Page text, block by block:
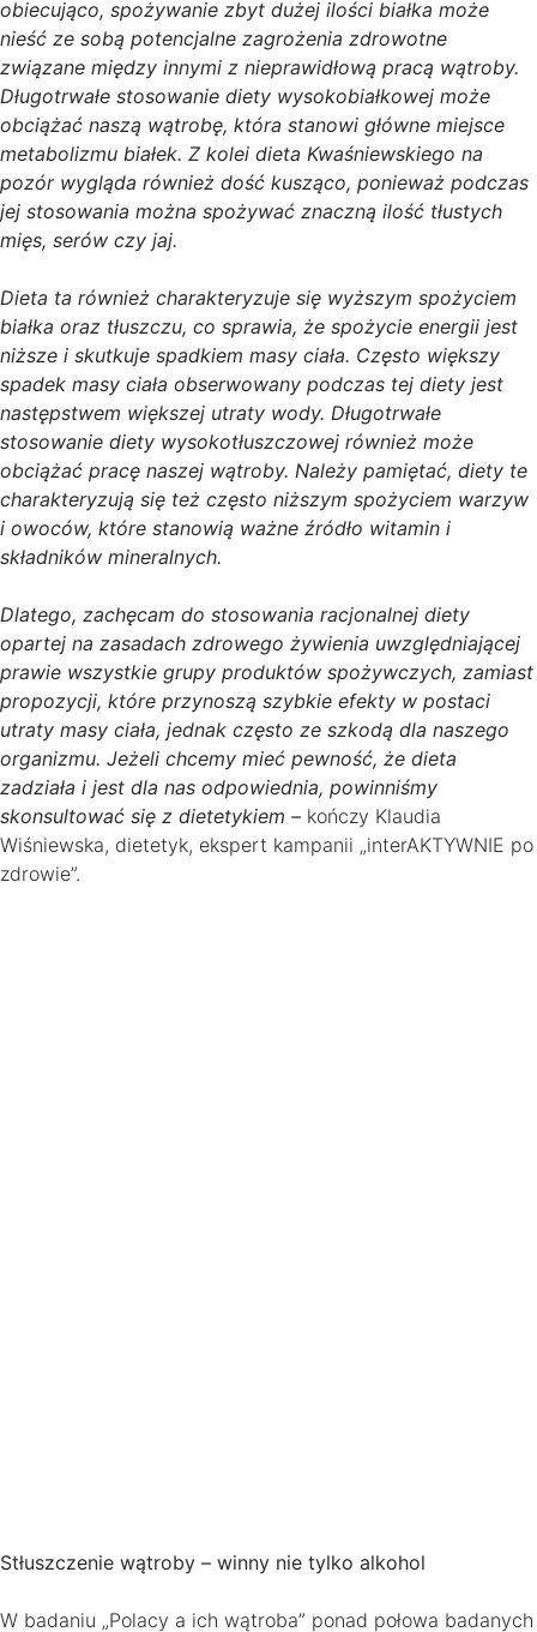
obiecująco, spożywanie zbyt dużej ilości białka może
nieść ze sobą potencjalne zagrożenia zdrowotne
związane między innymi z nieprawidłową pracą wątroby.
Długotrwałe stosowanie diety wysokobiałkowej może
obciążać naszą wątrobę, która stanowi główne miejsce
metabolizmu białek. Z kolei dieta Kwaśniewskiego na
pozór wygląda również dość kusząco, ponieważ podczas
jej stosowania można spożywać znaczną ilość tłustych
mięs, serów czy jaj.
Dieta ta również charakteryzuje się wyższym spożyciem
białka oraz tłuszczu, co sprawia, że spożycie energii jest
niższe i skutkuje spadkiem masy ciała. Często większy
spadek masy ciała obserwowany podczas tej diety jest
następstwem większej utraty wody. Długotrwałe
stosowanie diety wysokotłuszczowej również może
obciążać pracę naszej wątroby. Należy pamiętać, diety te
charakteryzują się też często niższym spożyciem warzyw
i owoców, które stanowią ważne źródło witamin i
składników mineralnych.
Dlatego, zachęcam do stosowania racjonalnej diety
opartej na zasadach zdrowego żywienia uwzględniającej
prawie wszystkie grupy produktów spożywczych, zamiast
propozycji, które przynoszą szybkie efekty w postaci
utraty masy ciała, jednak często ze szkodą dla naszego
organizmu. Jeżeli chcemy mieć pewność, że dieta
zadziała i jest dla nas odpowiednia, powinniśmy
skonsultować się z dietetykiem – kończy Klaudia
Wiśniewska, dietetyk, ekspert kampanii „interAKTYWNIE po
zdrowie”.
Stłuszczenie wątroby – winny nie tylko alkohol
W badaniu „Polacy a ich wątroba” ponad połowa badanych